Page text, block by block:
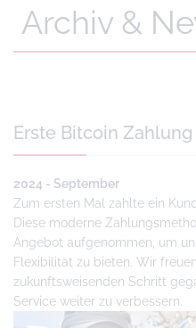
Archiv &
Erste Bitcoin Zahlung
2024 - September
Zum ersten Mal zahlte ein
Diese moderne
Angebot aufgenommen, um
Flexibilität zu bieten. Wir
zukunftsweisenden Schritt
Service weiter zu verbessern.